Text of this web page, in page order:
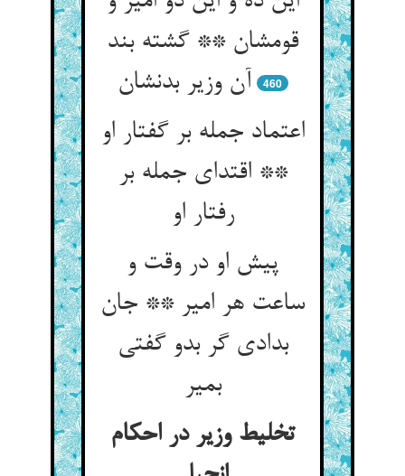
قومشان ** گشته بند
460
اعتماد جمله بر گفتار او
** اقتدای جمله بر
رفتار او
پیش او در وقت و
ساعت هر امیر ** جان
بدادی گر بدو گفتی
بمیر
تخلیط وزیر در احکام